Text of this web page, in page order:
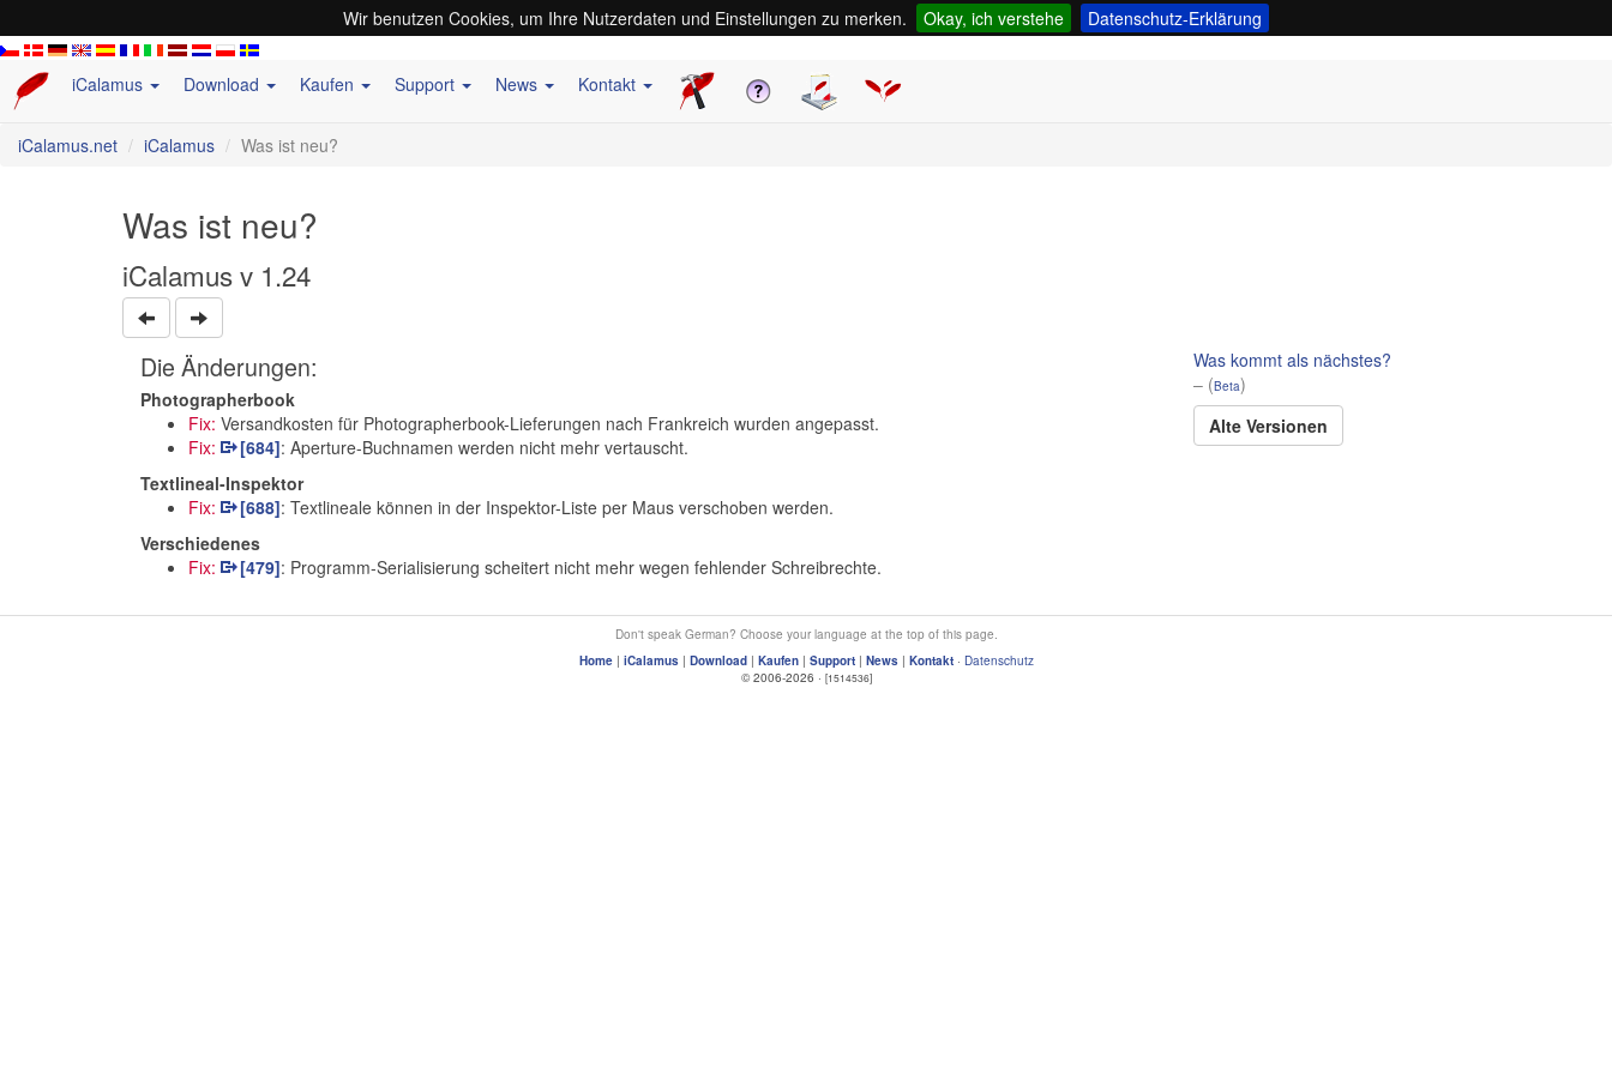
Wir benutzen Cookies, um Ihre Nutzerdaten und Einstellungen zu merken. Okay, ich verstehe Datenschutz-Erklärung
iCalamus Download Kaufen Support News Kontakt
iCalamus.net iCalamus Was ist neu?
Was ist neu?
iCalamus v 1.24
Die Änderungen:
Photographerbook
Fix: Versandkosten für Photographerbook-Lieferungen nach Frankreich wurden angepasst.
Fix:
[684]: Aperture-Buchnamen werden nicht mehr vertauscht.
Textlineal-Inspektor
Fix:
[688]: Textlineale können in der Inspektor-Liste per Maus verschoben werden.
Verschiedenes
Fix:
[479]: Programm-Serialisierung scheitert nicht mehr wegen fehlender Schreibrechte.
Was kommt als nächstes?
– (Beta)
Alte Versionen
Don't speak German? Choose your language at the top of this page.
Home| iCalamus| Download| Kaufen| Support| News| Kontakt· Datenschutz
© 2006-2026 · [1514536]